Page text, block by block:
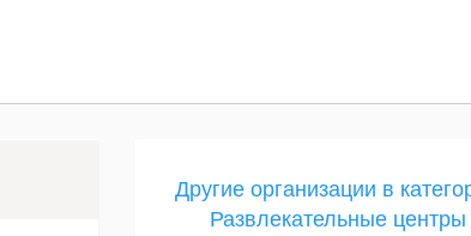
Другие организации в
Развлекательные центры